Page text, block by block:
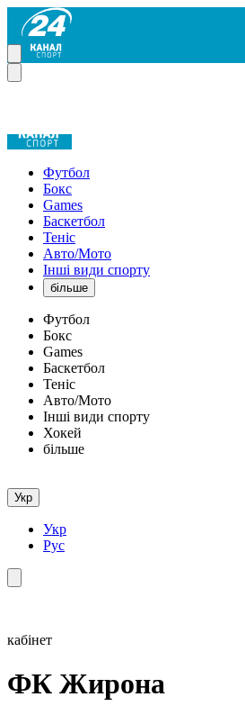
Футбол
Бокс
Games
Баскетбол
Теніс
Авто/Мото
Інші види спорту
більше
Футбол
Бокс
Games
Баскетбол
Теніс
Авто/Мото
Інші види спорту
Хокей
більше
Укр
Укр
Рус
кабінет
ФК Жирона